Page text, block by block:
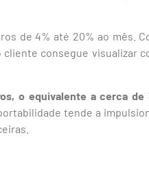
de 4% até 20% ao mês.
cliente consegue visualizar
o equivalente a cerca de
tende a